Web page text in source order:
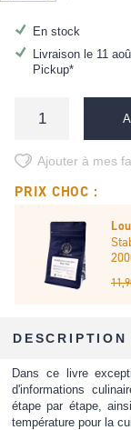
En stock
Livraison le 11
Pickup*
Ajouter à mes
PRIX CHOC :
DESCRIPTION
Dans ce livre
d'informations
étape par étape,
température pour la